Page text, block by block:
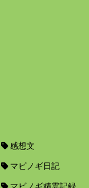
感想文
マビノギ日記